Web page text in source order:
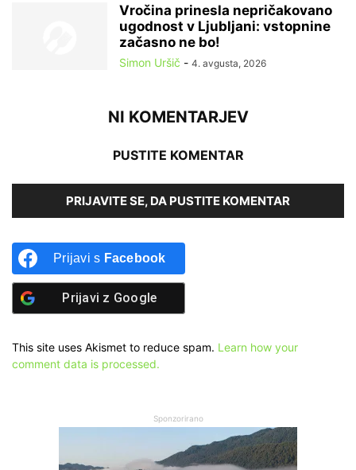
Vročina prinesla nepričakovano
ugodnost v Ljubljani: vstopnine
začasno ne bo!
Simon Uršič - 4. avgusta, 2026
NI KOMENTARJEV
PUSTITE KOMENTAR
PRIJAVITE SE, DA PUSTITE KOMENTAR
Prijavi s Facebook
Prijavi z Google
This site uses Akismet to reduce spam. Learn how your
comment data is processed.
Sponzorirano